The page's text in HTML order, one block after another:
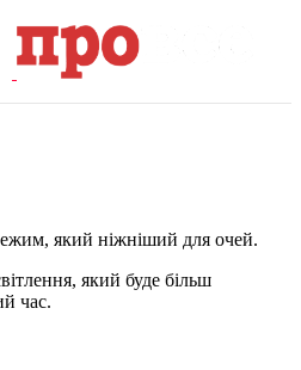
який ніжніший для очей.
який буде більш
час.